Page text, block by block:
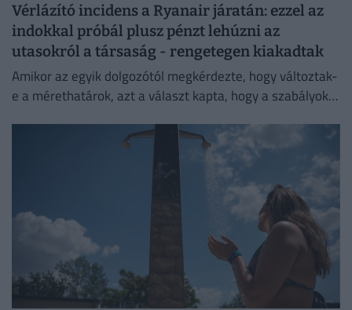
Vérlázító incidens a Ryanair járatán: ezzel az
indokkal próbál plusz pénzt lehúzni az
utasokról a társaság - rengetegen kiakadtak
Amikor az egyik dolgozótól megkérdezte, hogy változtak-
e a mérethatárok, azt a választ kapta, hogy a szabályok